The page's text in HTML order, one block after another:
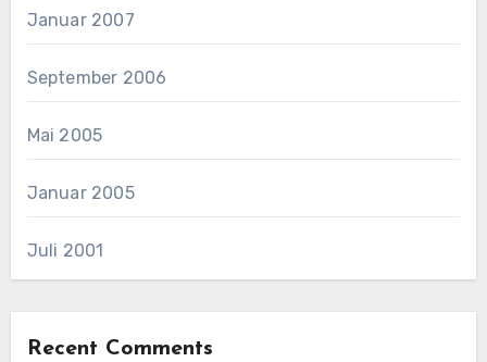
Januar 2007
September 2006
Mai 2005
Januar 2005
Juli 2001
Recent Comments